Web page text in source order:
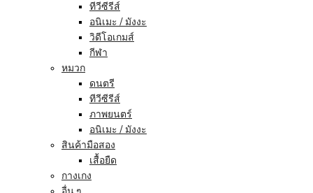
ทีวีซีรีส์
อนิเมะ / มังงะ
วิดีโอเกมส์
กีฬา
หมวก
ดนตรี
ทีวีซีรีส์
ภาพยนตร์
อนิเมะ / มังงะ
สินค้ามือสอง
เสื้อยืด
กางเกง
อื่น ๆ